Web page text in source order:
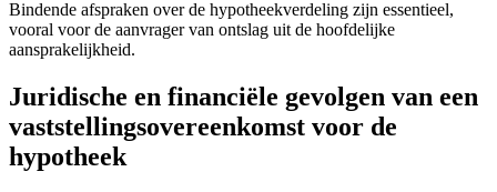
Bindende afspraken over de hypotheekverdeling zijn essentieel,
vooral voor de aanvrager van ontslag uit de hoofdelijke
aansprakelijkheid.
Juridische en financiële gevolgen van een
vaststellingsovereenkomst voor de
hypotheek